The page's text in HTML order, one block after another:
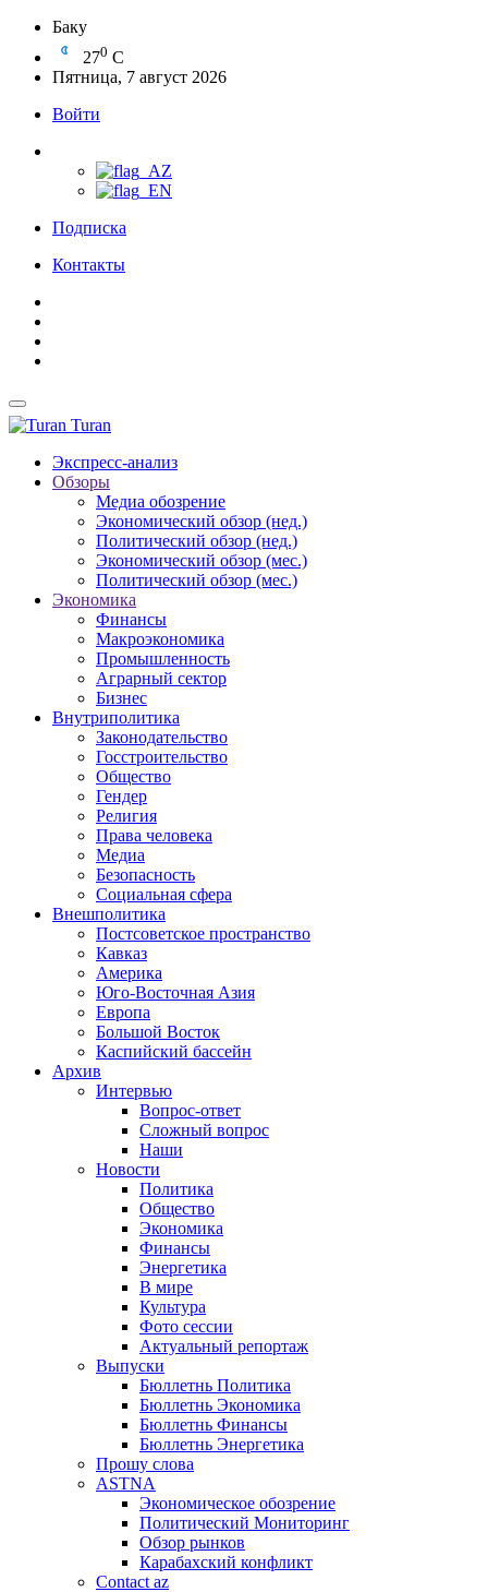
Баку
270 C
Пятница, 7 август 2026
Войти
Подписка
Контакты
Turan
Экспресс-анализ
Обзоры
Медиа обозрение
Экономический обзор (нед.)
Политический обзор (нед.)
Экономический обзор (мес.)
Политический обзор (мес.)
Экономика
Финансы
Макроэкономика
Промышленность
Аграрный сектор
Бизнес
Внутриполитика
Законодательство
Госстроительство
Общество
Гендер
Религия
Права человека
Медиа
Безопасность
Социальная сфера
Внешполитика
Постсоветское пространство
Кавказ
Америка
Юго-Восточная Азия
Европа
Большой Восток
Каспийский бассейн
Архив
Интервью
Вопрос-ответ
Сложный вопрос
Наши
Новости
Политика
Общество
Экономика
Финансы
Энергетика
В мире
Культура
Фото сессии
Актуальный репортаж
Выпуски
Бюллетнь Политика
Бюллетнь Экономика
Бюллетнь Финансы
Бюллетнь Энергетика
Прошу слова
ASTNA
Экономическое обозрение
Политический Мониторинг
Обзор рынков
Карабахский конфликт
Contact az